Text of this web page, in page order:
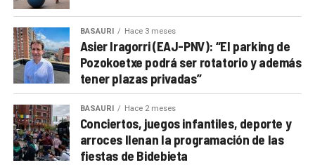
BASAURI Hace 3 meses
Asier Iragorri (EAJ-PNV): “El parking de
Pozokoetxe podrá ser rotatorio y además
tener plazas privadas”
BASAURI Hace 2 meses
Conciertos, juegos infantiles, deporte y
arroces llenan la programación de las
fiestas de Bidebieta